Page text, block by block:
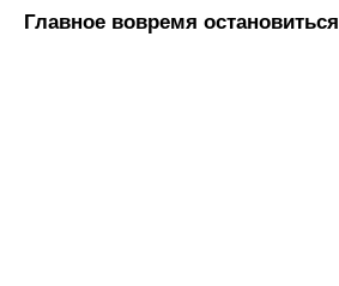
Главное вовремя остановиться